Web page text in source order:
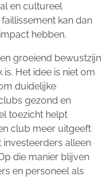
en cultureel
kan dan
hebben.
groeiend bewustzijn
Het idee is niet om
duidelijke
gezond en
toezicht helpt
club meer uitgeeft
alleen
die manier blijven
en personeel als